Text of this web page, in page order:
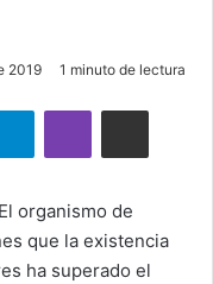
2019 1 minuto de lectura
Telegram
organismo de
que la existencia
ha superado el